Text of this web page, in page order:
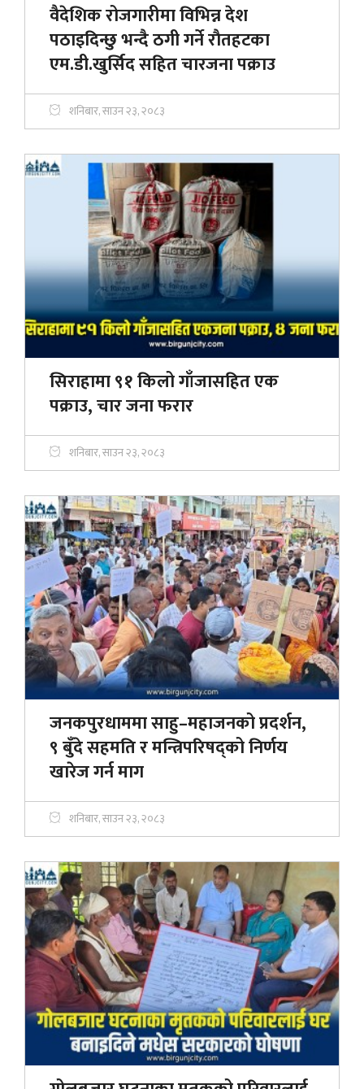
वैदेशिक रोजगारीमा विभिन्न देश
पठाइदिन्छु भन्दै ठगी गर्ने राैतहटका
एम.डी.खुर्सिद सहित चारजना पक्राउ
शनिबार, साउन २३, २०८३
सिराहामा ९१ किलो गाँजासहित एक
पक्राउ, चार जना फरार
शनिबार, साउन २३, २०८३
जनकपुरधाममा साहु–महाजनको प्रदर्शन,
९ बुँदे सहमति र मन्त्रिपरिषद्को निर्णय
खारेज गर्न माग
शनिबार, साउन २३, २०८३